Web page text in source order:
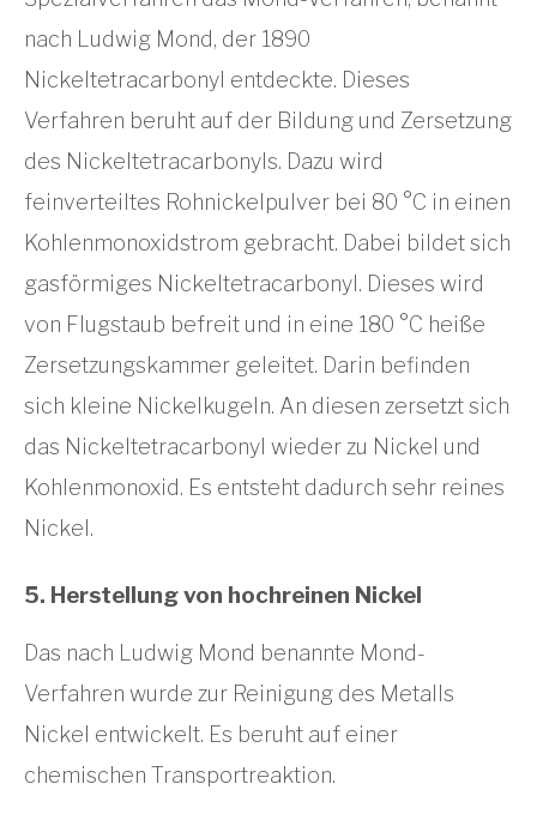
nach Ludwig Mond, der 1890
Nickeltetracarbonyl entdeckte. Dieses
Verfahren beruht auf der Bildung und Zersetzung
des Nickeltetracarbonyls. Dazu wird
feinverteiltes Rohnickelpulver bei 80 °C in einen
Kohlenmonoxidstrom gebracht. Dabei bildet sich
gasförmiges Nickeltetracarbonyl. Dieses wird
von Flugstaub befreit und in eine 180 °C heiße
Zersetzungskammer geleitet. Darin befinden
sich kleine Nickelkugeln. An diesen zersetzt sich
das Nickeltetracarbonyl wieder zu Nickel und
Kohlenmonoxid. Es entsteht dadurch sehr reines
Nickel.
5. Herstellung von hochreinen Nickel
Das nach Ludwig Mond benannte Mond-
Verfahren wurde zur Reinigung des Metalls
Nickel entwickelt. Es beruht auf einer
chemischen Transportreaktion.